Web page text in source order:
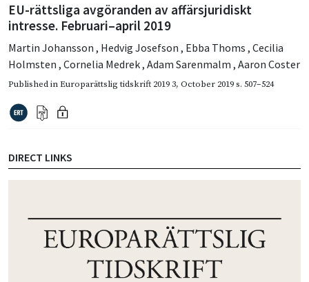
EU-rättsliga avgöranden av affärsjuridiskt
intresse. Februari–april 2019
Martin Johansson , Hedvig Josefson , Ebba Thoms , Cecilia
Holmsten , Cornelia Medrek, Adam Sarenmalm , Aaron Coster
Published inEuroparättslig tidskrift 2019 3, October 2019s. 507–524
DIRECT LINKS